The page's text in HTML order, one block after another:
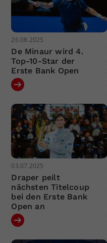
26.08.2025
De Minaur wird 4.
Top-10-Star der
Erste Bank Open
03.07.2025
Draper peilt
nächsten Titelcoup
bei den Erste Bank
Open an